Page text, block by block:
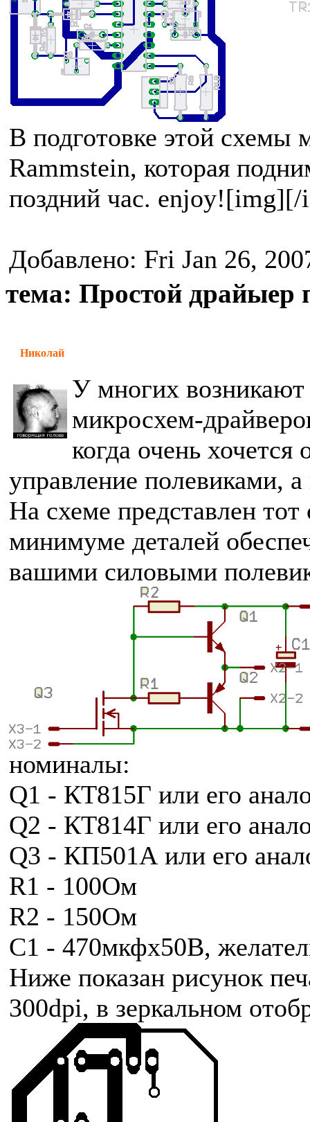
В подготовке этой схемы
Rammstein, которая
поздний час.
Добавлено: Fri Jan 26,
тема: Простой драйыер
Николай
У многих
микросхем-
когда очень хочется
управление полевиками,
На схеме представлен
минимуме деталей
вашими силовыми
номиналы:
Q1 - КТ815Г или его
Q2 - КТ814Г или его
Q3 - КП501А или его
R1 - 100Ом
R2 - 150Ом
C1 - 470мкфх50В,
Ниже показан рисунок
300dpi, в зеркальном